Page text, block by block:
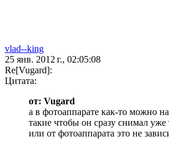
vlad--king
25 янв. 2012 г., 02:05:08
Re[Vugard]:
Цитата:
от: Vugard
а в фотоаппарате как-то можно
такие чтобы он сразу снимал уже
или от фотоаппарата это не